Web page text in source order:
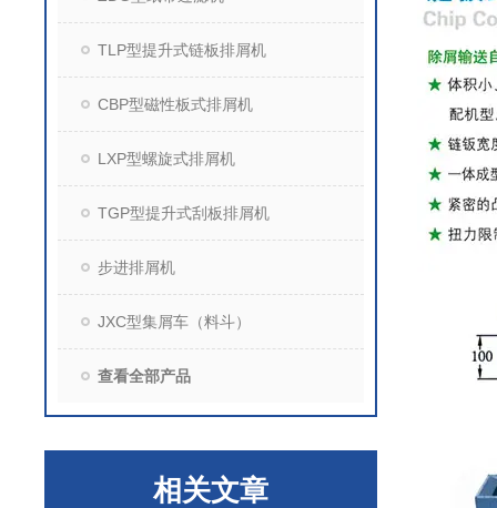
TLP型提升式链板排屑机
CBP型磁性板式排屑机
LXP型螺旋式排屑机
TGP型提升式刮板排屑机
步进排屑机
JXC型集屑车（料斗）
查看全部产品
相关文章